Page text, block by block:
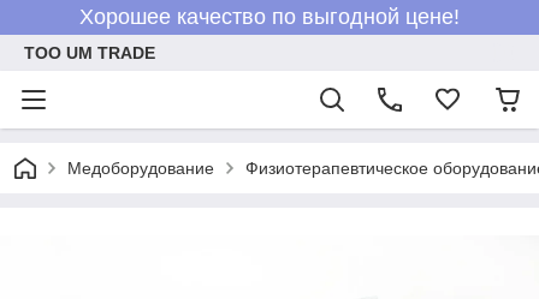
Хорошее качество по выгодной цене!
ТОО UM TRADE
Медоборудование Физиотерапевтическое